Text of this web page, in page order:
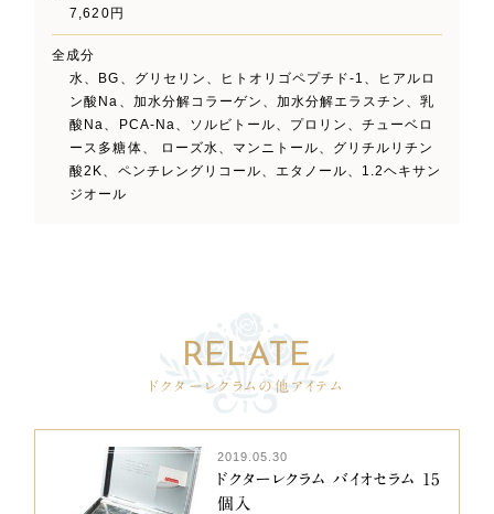
7,620円
全成分
水、BG、グリセリン、ヒトオリゴペプチド-1、ヒアルロ
ン酸Na、加水分解コラーゲン、加水分解エラスチン、乳
酸Na、PCA-Na、ソルビトール、プロリン、チューベロ
ース多糖体、 ローズ水、マンニトール、グリチルリチン
酸2K、ペンチレングリコール、エタノール、1.2ヘキサン
ジオール
ドクターレクラムの他アイテム
2019.05.30
ドクターレクラム バイオセラム 15
個入